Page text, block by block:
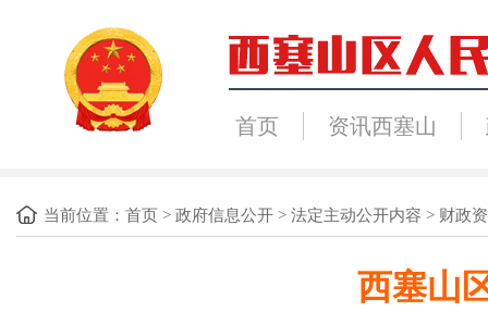
首页 资讯西塞山
当前位置： 首页 > 政府信息公开 > 法定主动公开内容 > 财政
西塞山